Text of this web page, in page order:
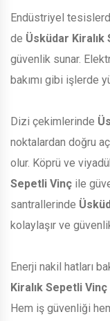
Endüstriyel
de Üsküdar Kiralık
güvenlik sunar.
bakımı gibi işlerde
Dizi çekimlerinde
noktalardan doğru
olur. Köprü ve
Sepetli Vinç ile
santrallerinde
kolaylaşır ve
Enerji nakil hatları
Kiralık Sepetli Vinç
Hem iş güvenliği